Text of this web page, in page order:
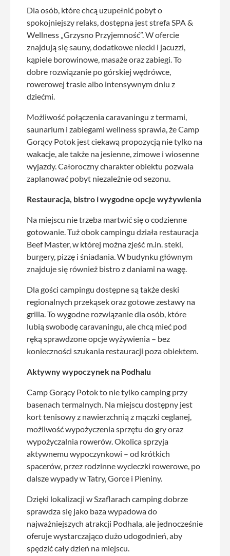
Dla osób, które chcą uzupełnić pobyt o
spokojniejszy relaks, dostępna jest strefa SPA &
Wellness „Grzysno Przyjemność”. W ofercie
znajdują się sauny, dodatkowe niecki i jacuzzi,
kąpiele borowinowe, masaże oraz zabiegi. To
dobre rozwiązanie po górskiej wędrówce,
rowerowej trasie albo intensywnym dniu z
dziećmi.
Możliwość połączenia caravaningu z termami,
saunarium i zabiegami wellness sprawia, że Camp
Gorący Potok jest ciekawą propozycją nie tylko na
wakacje, ale także na jesienne, zimowe i wiosenne
wyjazdy. Całoroczny charakter obiektu pozwala
zaplanować pobyt niezależnie od sezonu.
Restauracja, bistro i wygodne opcje wyżywienia
Na miejscu nie trzeba martwić się o codzienne
gotowanie. Tuż obok campingu działa restauracja
Beef Master, w której można zjeść m.in. steki,
burgery, pizzę i śniadania. W budynku głównym
znajduje się również bistro z daniami na wagę.
Dla gości campingu dostępne są także deski
regionalnych przekąsek oraz gotowe zestawy na
grilla. To wygodne rozwiązanie dla osób, które
lubią swobodę caravaningu, ale chcą mieć pod
ręką sprawdzone opcje wyżywienia – bez
konieczności szukania restauracji poza obiektem.
Aktywny wypoczynek na Podhalu
Camp Gorący Potok to nie tylko camping przy
basenach termalnych. Na miejscu dostępny jest
kort tenisowy z nawierzchnią z mączki ceglanej,
możliwość wypożyczenia sprzętu do gry oraz
wypożyczalnia rowerów. Okolica sprzyja
aktywnemu wypoczynkowi – od krótkich
spacerów, przez rodzinne wycieczki rowerowe, po
dalsze wypady w Tatry, Gorce i Pieniny.
Dzięki lokalizacji w Szaflarach camping dobrze
sprawdza się jako baza wypadowa do
najważniejszych atrakcji Podhala, ale jednocześnie
oferuje wystarczająco dużo udogodnień, aby
spędzić cały dzień na miejscu.